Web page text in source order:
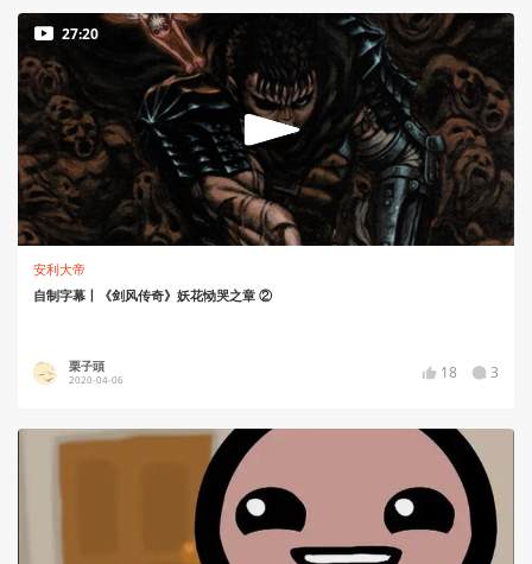
27:20
安利大帝
自制字幕丨《剑风传奇》妖花恸哭之章 ②
栗子頭
2020-04-06 18 3